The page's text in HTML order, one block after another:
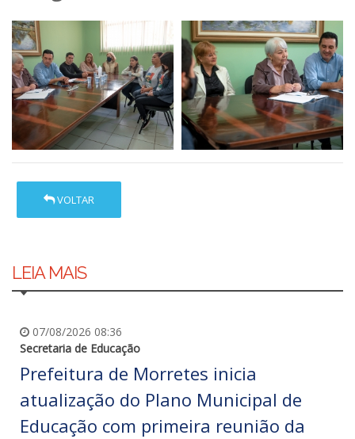
VOLTAR
LEIA MAIS
07/08/2026 08:36
Secretaria de Educação
Prefeitura de Morretes inicia
atualização do Plano Municipal de
Educação com primeira reunião da